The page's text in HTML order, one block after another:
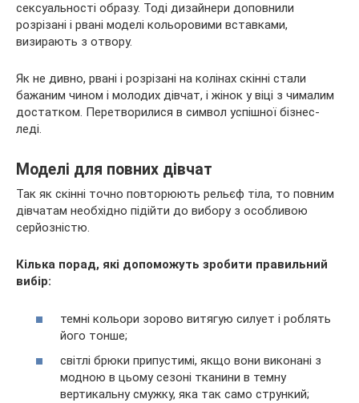
сексуальності образу. Тоді дизайнери доповнили
розрізані і рвані моделі кольоровими вставками,
визирають з отвору.
Як не дивно, рвані і розрізані на колінах скінні стали
бажаним чином і молодих дівчат, і жінок у віці з чималим
достатком. Перетворилися в символ успішної бізнес-
леді.
Моделі для повних дівчат
Так як скінні точно повторюють рельєф тіла, то повним
дівчатам необхідно підійти до вибору з особливою
серйозністю.
Кілька порад, які допоможуть зробити правильний
вибір:
темні кольори зорово витягую силует і роблять
його тонше;
світлі брюки припустимі, якщо вони виконані з
модною в цьому сезоні тканини в темну
вертикальну смужку, яка так само стрункий;